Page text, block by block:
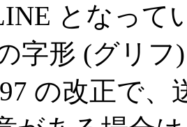
となって
字形 (グリフ
の改正で